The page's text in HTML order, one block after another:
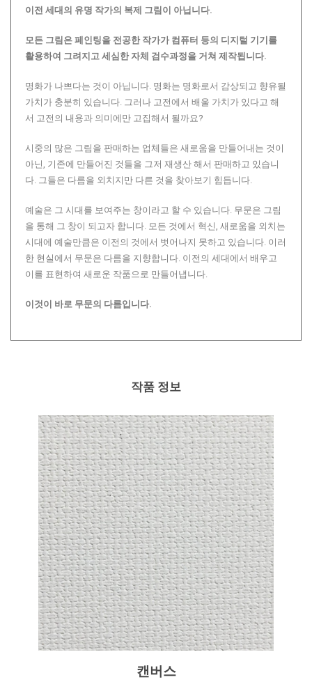
이전 세대의 유명 작가의 복제 그림이 아닙니다.
모든 그림은 페인팅을 전공한 작가가 컴퓨터 등의 디지털 기기를
활용하여 그려지고 세심한 자체 검수과정을 거쳐 제작됩니다.
명화가 나쁘다는 것이 아닙니다. 명화는 명화로서 감상되고 향유될
가치가 충분히 있습니다. 그러나 고전에서 배울 가치가 있다고 해
서 고전의 내용과 의미에만 고집해서 될까요?
시중의 많은 그림을 판매하는 업체들은 새로움을 만들어내는 것이
아닌, 기존에 만들어진 것들을 그저 재생산 해서 판매하고 있습니
다. 그들은 다름을 외치지만 다른 것을 찾아보기 힘듭니다.
예술은 그 시대를 보여주는 창이라고 할 수 있습니다. 무문은 그림
을 통해 그 창이 되고자 합니다. 모든 것에서 혁신, 새로움을 외치는
시대에 예술만큼은 이전의 것에서 벗어나지 못하고 있습니다. 이러
한 현실에서 무문은 다름을 지향합니다. 이전의 세대에서 배우고
이를 표현하여 새로운 작품으로 만들어냅니다.
이것이 바로 무문의 다름입니다.
작품 정보
캔버스